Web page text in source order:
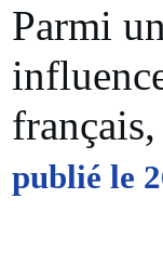
Parmi
publié le